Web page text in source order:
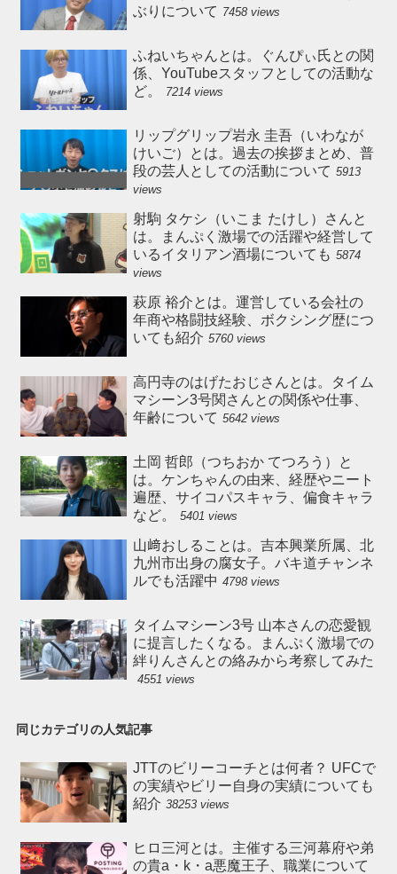
ぶりについて 7458 views
ふねいちゃんとは。ぐんぴぃ氏との関
係、YouTubeスタッフとしての活動な
ど。
7214 views
リップグリップ岩永 圭吾（いわなが
けいご）とは。過去の挨拶まとめ、普
段の芸人としての活動について 5913
views
射駒 タケシ（いこま たけし）さんと
は。まんぷく激場での活躍や経営して
いるイタリアン酒場についても 5874
views
萩原 裕介とは。運営している会社の
年商や格闘技経験、ボクシング歴につ
いても紹介 5760 views
高円寺のはげたおじさんとは。タイム
マシーン3号関さんとの関係や仕事、
年齢について 5642 views
土岡 哲郎（つちおか てつろう）と
は。ケンちゃんの由来、経歴やニート
遍歴、サイコパスキャラ、偏食キャラ
など。
5401 views
山﨑おしることは。吉本興業所属、北
九州市出身の腐女子。バキ道チャンネ
ルでも活躍中 4798 views
タイムマシーン3号 山本さんの恋愛観
に提言したくなる。まんぷく激場での
絆りんさんとの絡みから考察してみた
4551 views
同じカテゴリの人気記事
JTTのビリーコーチとは何者？ UFCで
の実績やビリー自身の実績についても
紹介 38253 views
ヒロ三河とは。主催する三河幕府や弟
の貴a・k・a悪魔王子、職業について